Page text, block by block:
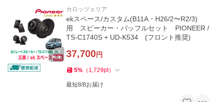
カロッツェリア
ekスペース/カスタム(B11A・H26/2〜R2/3)
用 スピーカー・バッフルセット PIONEER /
TS-C1740S + UD-K534 (フロント推奨)
37,700円
5% （ 1,729pt）
最短8/8お届け